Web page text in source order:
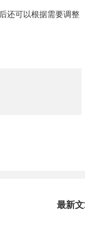
还可以根据需要调整
最新